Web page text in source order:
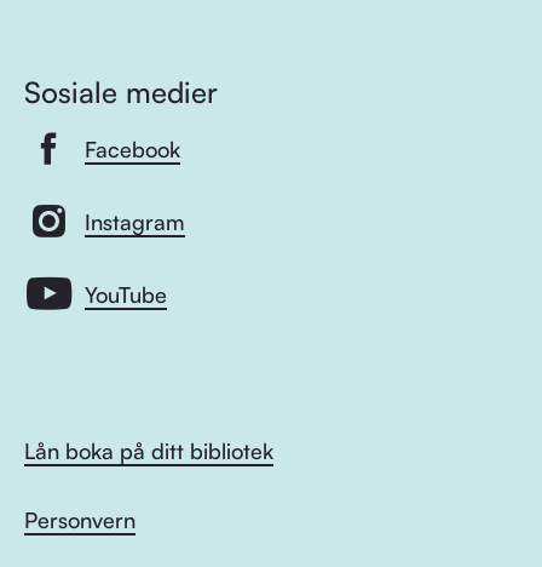
Sosiale medier
Facebook
Instagram
YouTube
Lån boka på ditt bibliotek
Personvern